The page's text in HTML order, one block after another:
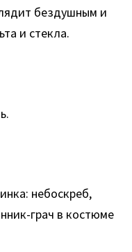
бездушным и
и стекла.
небоскреб,
грач в костюме